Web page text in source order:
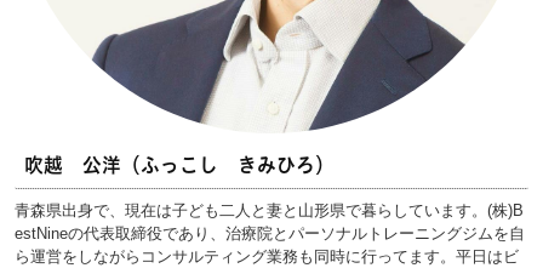
吹越 公洋（ふっこし きみひろ）
青森県出身で、現在は子ども二人と妻と山形県で暮らしています。(株)B
estNineの代表取締役であり、治療院とパーソナルトレーニングジムを自
ら運営をしながらコンサルティング業務も同時に行ってます。平日はビ